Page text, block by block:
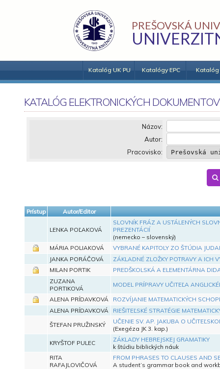
PREŠOVSKÁ
Katalóg UK PU Katalógy EPC Katalóg
KATALÓG ELEKTRONICKÝCH DOKUMENTOV
Názov:
Autor:
Pracovisko:
Prístup Autor/Editor
LENKA POĽAKOVÁ
SLOVNÍK FRÁZ A USTÁLENÝCH
PREZENTÁCIÍ
(nemecko – slovenský)
MÁRIA POLIAKOVÁ
VYBRANÉ KAPITOLY ZO ŠTÚDIA
JANKA PORÁČOVÁ
ZÁKLADNÉ ZLOŽKY POTRAVY A ICH
MILAN PORTIK
PREDŠKOLSKÁ A ELEMENTÁRNA
ZUZANA
PORTIKOVÁ
MODEL PRÍPRAVY UČITEĽA
ALENA PRÍDAVKOVÁ
ROZVÍJANIE MATEMATICKÝCH
ALENA PRÍDAVKOVÁ
RIEŠITEĽSKÉ STRATÉGIE
ŠTEFAN PRUŽINSKÝ
UČENIE SV. AP. JAKUBA O
(Exegéza JK 3. kap.)
KRYŠTOF PULEC
ZÁKLADY HEBREJSKEJ GRAMATIKY
k štúdiu biblických náuk
RITA
RAFAJLOVIČOVÁ
FROM PHRASES TO CLAUSES AND
A student’s grammar book and